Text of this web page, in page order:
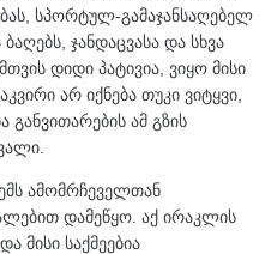
სპორტულ-გამაჯანსაღებელ
ჯანდაცვასა და სხვა
დიდი პატივია, ვიყო მისი
არ იქნება თუკი ვიტყვი,
ამ გზის
ამომრჩეველთან
დამეწყო. აქ ირაკლის
მისი საქმეებია